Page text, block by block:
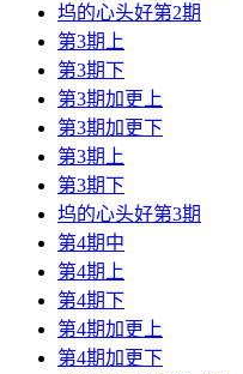
坞的心头好第2期
第3期上
第3期下
第3期加更上
第3期加更下
第3期上
第3期下
坞的心头好第3期
第4期中
第4期上
第4期下
第4期加更上
第4期加更下